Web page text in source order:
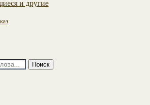
и другие
Поиск